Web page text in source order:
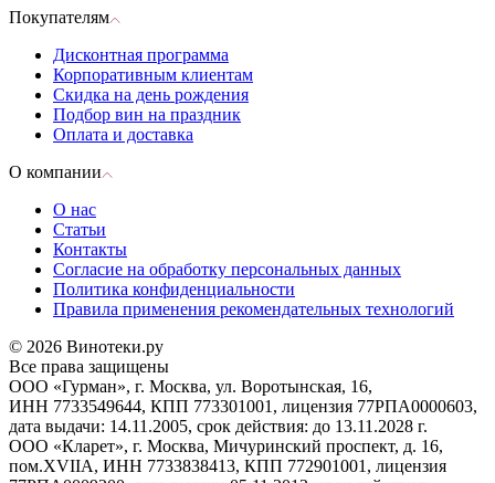
Покупателям
Дисконтная программа
Корпоративным клиентам
Скидка на день рождения
Подбор вин на праздник
Оплата и доставка
О компании
О нас
Статьи
Контакты
Согласие на обработку персональных данных
Политика конфиденциальности
Правила применения рекомендательных технологий
© 2026 Винотеки.ру
Все права защищены
ООО «Гурман», г. Москва, ул. Воротынская, 16,
ИНН 7733549644, КПП 773301001, лицензия 77РПА0000603,
дата выдачи: 14.11.2005, срок действия: до 13.11.2028 г.
ООО «Кларет», г. Москва, Мичуринский проспект, д. 16,
пом.XVIIA, ИНН 7733838413, КПП 772901001, лицензия